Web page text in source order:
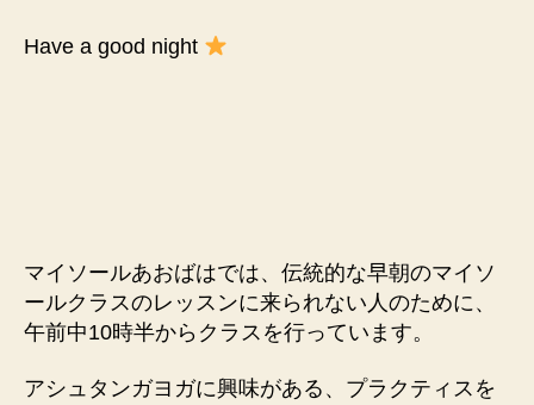
Have a good night
マイソールあおばはでは、伝統的な早朝のマイソ
ールクラスのレッスンに来られない人のために、
午前中10時半からクラスを行っています。
アシュタンガヨガに興味がある、プラクティスを